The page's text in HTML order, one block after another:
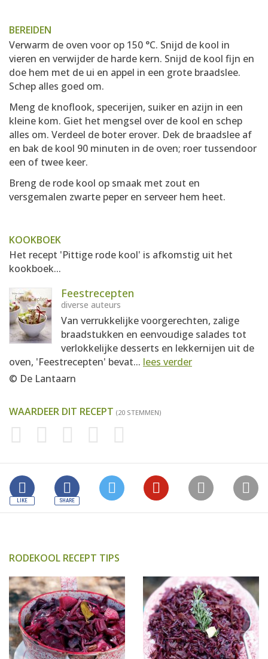
BEREIDEN
Verwarm de oven voor op 150 °C. Snijd de kool in
vieren en verwijder de harde kern. Snijd de kool fijn en
doe hem met de ui en appel in een grote braadslee.
Schep alles goed om.
Meng de knoflook, specerijen, suiker en azijn in een
kleine kom. Giet het mengsel over de kool en schep
alles om. Verdeel de boter erover. Dek de braadslee af
en bak de kool 90 minuten in de oven; roer tussendoor
een of twee keer.
Breng de rode kool op smaak met zout en
versgemalen zwarte peper en serveer hem heet.
KOOKBOEK
Het recept 'Pittige rode kool' is afkomstig uit het
kookboek...
Feestrecepten
diverse auteurs
Van verrukkelijke voorgerechten, zalige
braadstukken en eenvoudige salades tot
verlokkelijke desserts en lekkernijen uit de
oven, 'Feestrecepten' bevat... lees verder
© De Lantaarn
WAARDEER DIT RECEPT (20 STEMMEN)
RODEKOOL RECEPT TIPS